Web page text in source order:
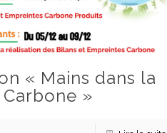
« Mains dans la
»
de Casablanca Km 3,5.